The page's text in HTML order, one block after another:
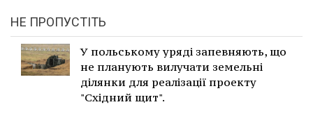
НЕ ПРОПУСТІТЬ
У польському уряді запевняють, що
не планують вилучати земельні
ділянки для реалізації проекту
"Східний щит".